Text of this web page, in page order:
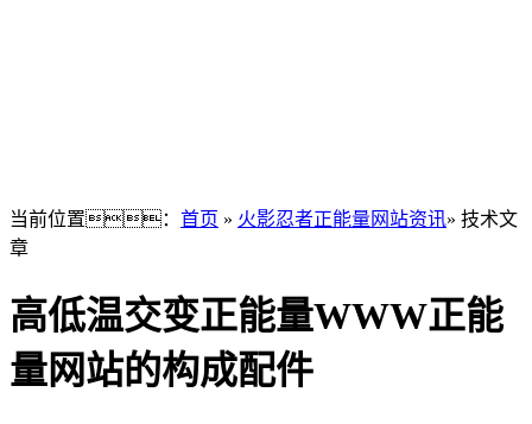
当前位置： 首页 » 火影忍者正能量网站资讯» 技术文
章
高低温交变正能量WWW正能
量网站的构成配件